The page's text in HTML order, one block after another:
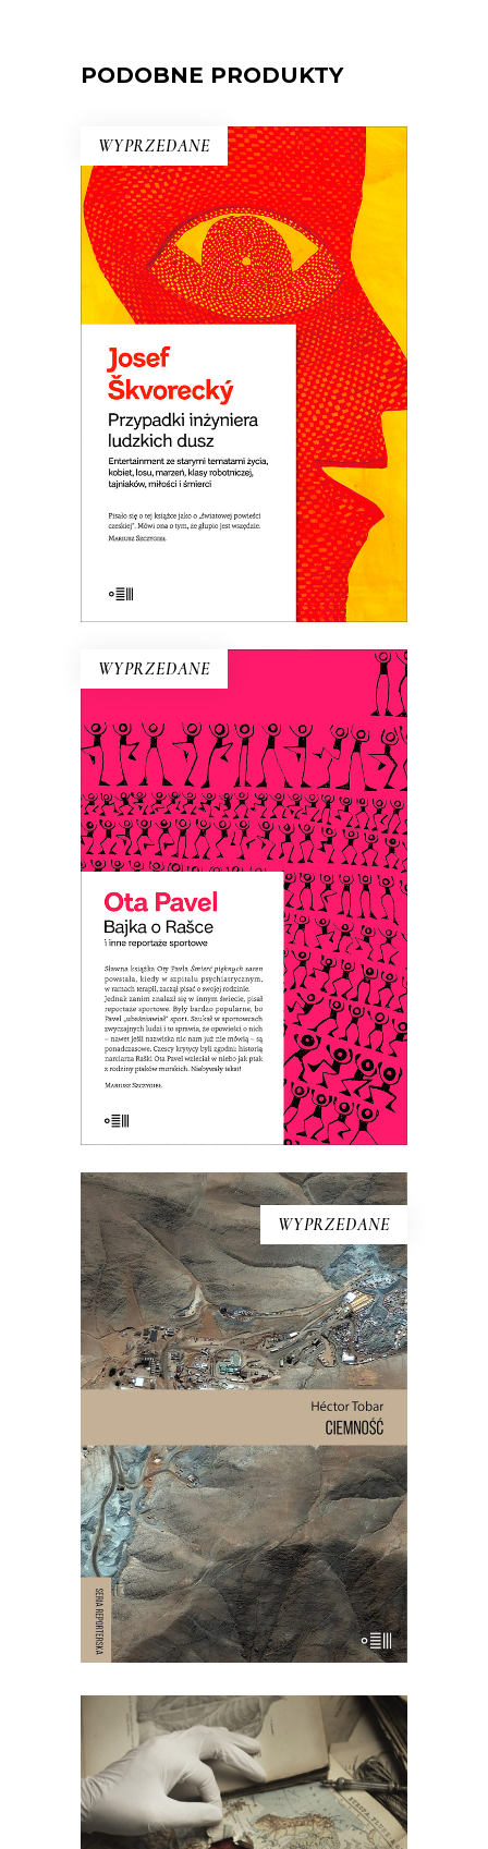
PODOBNE PRODUKTY
WYPRZEDANE
E-BOOK DO KOSZYKA
PRZYPADKI INŻYNIERA
LUDZKICH DUSZ
Powieść rzeka. Płyną nią setki
dramatycznych i śmiesznych ludzkich
losów. Wojna i komunizm. Miłość do
dziewcząt i saksofonu. Ucieczka z kraju i
tęsknota za domem. Jedna z
najlepszych czeskich powieści.
WYPRZEDANE
E-BOOK DO KOSZYKA
BAJKA O RAŠCE
Ota Pavel pisał reportaże sportowe,
które były popularne, bo ich autor
„ubaśniawiał” sport. Dzięki temu te
opowieści o sportowcach – nawet jeśli
ich nazwiska nic nam już nie mówią – są
ponadczasowe.
WYPRZEDANE
CIEMNOŚĆ
W wyniku katastrofy 625 metrów
pod ziemią, w ciemności, wilgoci, bez
jedzenia i wody pitnej zostało
uwięzionych 33 mężczyzn. Spędzili
pod ziemią 69 dni. To historia o
męstwie, odwadze i o granicach, do
jakich może dojść człowiek.
WSZYSTKIE DZIECI LOUISA